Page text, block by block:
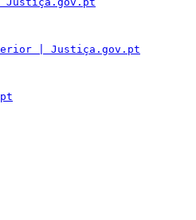
| Justiça.gov.pt